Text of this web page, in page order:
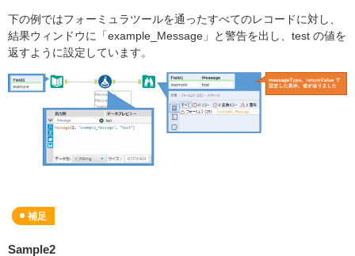
下の例ではフォーミュラツールを通ったすべてのレコードに対し、
結果ウィンドウに「example_Message」と警告を出し、test の値を
返すように設定しています。
補足
Sample2